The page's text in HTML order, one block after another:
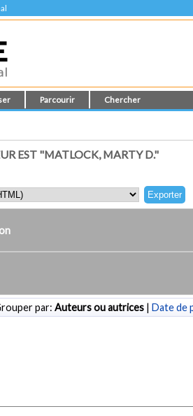
Parcourir Chercher
EST "MATLOCK, MARTY D."
par: Auteurs ou autrices | Date de